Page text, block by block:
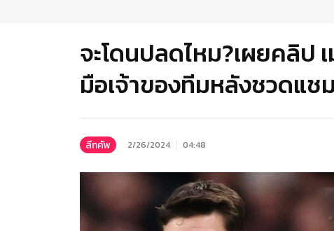
จะโดนปลดไหม?เผยคลิป
มือเจ้าของทีมหลังชวดแช
ลีกคัพ 2/26/2024 04:48